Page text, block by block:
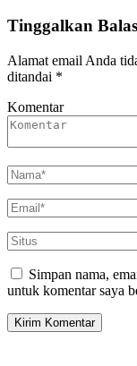
Tinggalkan
Alamat email Anda
ditandai *
Komentar
Simpan nama,
untuk komentar saya